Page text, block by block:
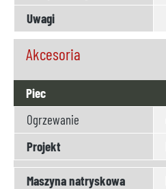
Uwagi
Akcesoria
Piec
Ogrzewanie
Projekt
Maszyna natryskowa